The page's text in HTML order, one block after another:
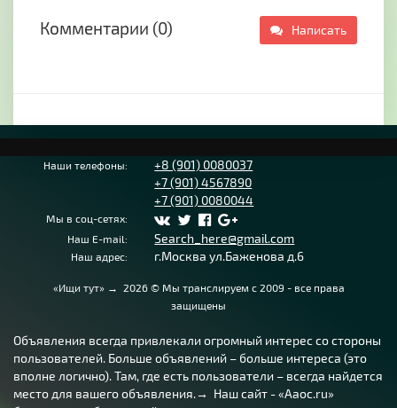
Комментарии (0) Написать
Наши телефоны:
+8 (901) 0080037
+7 (901) 4567890
+7 (901) 0080044
Мы в соц-сетях:
Наш E-mail:
Search_here@gmail.com
Наш адрес: г.Москва ул.Баженова д.6
«Ищи тут» → 2026© Мы транслируем с 2009 - все права
защищены
Объявления всегда привлекали огромный интерес со стороны
пользователей. Больше объявлений – больше интереса (это
вполне логично). Там, где есть пользователи – всегда найдется
место для вашего объявления.→ Наш сайт - «Aaoc.ru»